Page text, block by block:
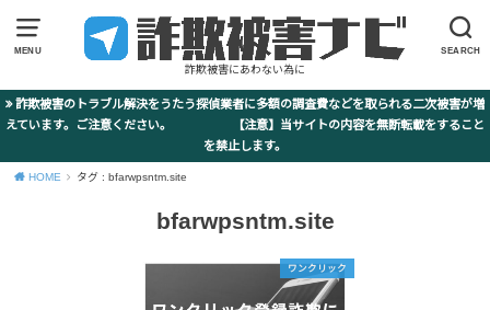
MENU SEARCH
詐欺被害にあわない為に
詐欺被害のトラブル解決をうたう探偵業者に多額の調査費などを取られる二次被害が増
えています。ご注意ください。 【注意】当サイトの内容を無断転載をすること
を禁止します。
HOME タグ : bfarwpsntm.site
bfarwpsntm.site
ワンクリック